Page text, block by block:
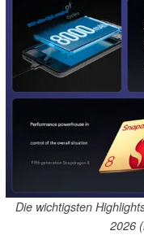
Die wichtigsten
2026